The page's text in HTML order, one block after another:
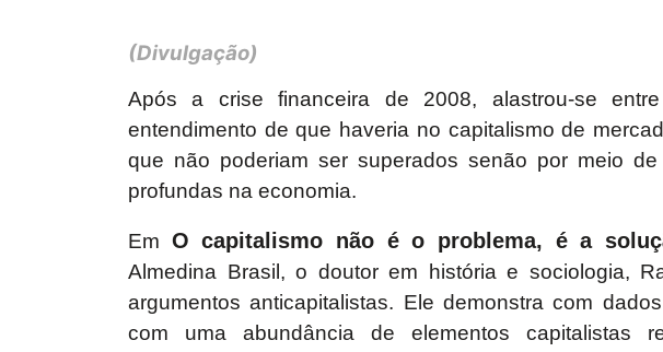
(Divulgação)
Após a crise financeira de 2008, alastrou-se
entendimento de que haveria no capitalismo de
que não poderiam ser superados senão por meio
profundas na economia.
Em O capitalismo não é o problema, é a
Almedina Brasil, o doutor em história e sociologia,
argumentos anticapitalistas. Ele demonstra com
com uma abundância de elementos capitalistas